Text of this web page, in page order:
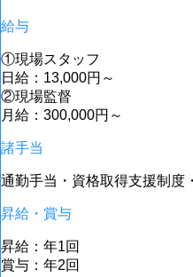
給与
①現場スタッフ
日給：13,000円～
②現場監督
月給：300,000円～
諸手当
通勤手当・資格取得支援制度
昇給・賞与
昇給：年1回
賞与：年2回